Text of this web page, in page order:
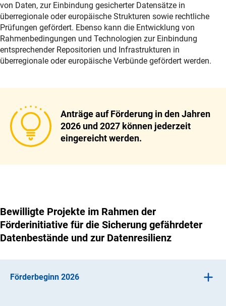
von Daten, zur Einbindung gesicherter Datensätze in
überregionale oder europäische Strukturen sowie rechtliche
Prüfungen gefördert. Ebenso kann die Entwicklung von
Rahmenbedingungen und Technologien zur Einbindung
entsprechender Repositorien und Infrastrukturen in
überregionale oder europäische Verbünde gefördert werden.
Anträge auf Förderung in den Jahren
2026 und 2027 können jederzeit
eingereicht werden.
Bewilligte Projekte im Rahmen der
Förderinitiative für die Sicherung gefährdeter
Datenbestände und zur Datenresilienz
Förderbeginn 2026